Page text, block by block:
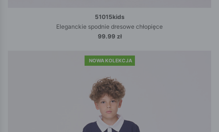
51015kids
Eleganckie spodnie dresowe chłopięce
99.99 zł
NOWA KOLEKCJA